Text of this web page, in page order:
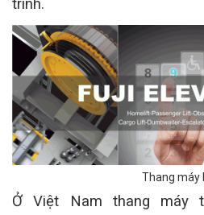
trình.
Thang máy
Ở Việt Nam thang máy